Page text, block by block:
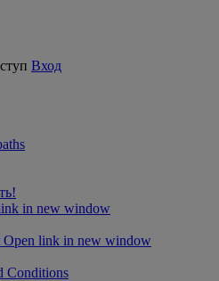
Вход
in new window
Open link in new window
Conditions